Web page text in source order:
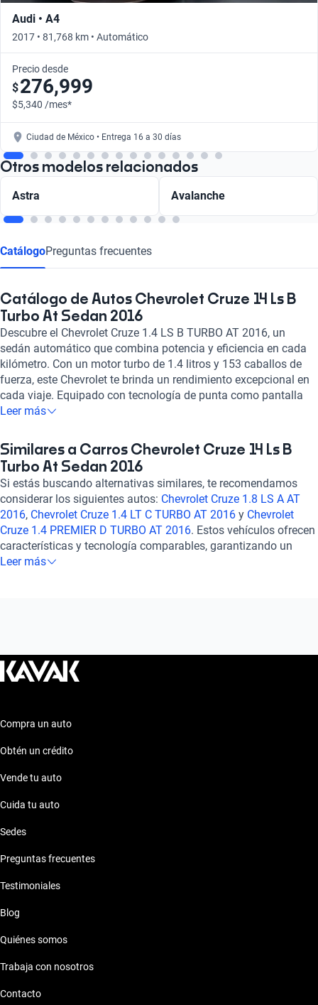
Audi • A4
2017 • 81,768 km • Automático
Precio desde
$276,999
$5,340 /mes*
Ciudad de México • Entrega 16 a 30 días
Otros modelos relacionados
Astra Avalanche
CatálogoPreguntas frecuentes
Catálogo de Autos Chevrolet Cruze 14 Ls B
Turbo At Sedan 2016
Descubre el Chevrolet Cruze 1.4 LS B TURBO AT 2016, un
sedán automático que combina potencia y eficiencia en cada
kilómetro. Con un motor turbo de 1.4 litros y 153 caballos de
fuerza, este Chevrolet te brinda un rendimiento excepcional en
cada viaje. Equipado con tecnología de punta como pantalla
táctil, Apple CarPlay y Android Auto, disfrutarás de una
aerodinámico y elegante se complementa con características
de confort como aire acondicionado automático y ajuste de
altura del volante, garantizando un viaje placentero para ti y tus
pasajeros. Con un sistema de seguridad completo que incluye
bolsas de aire frontales y laterales, frenos ABS y control de
crucero, el Chevrolet Cruze 1.4 LS B TURBO AT 2016 te ofrece
tranquilidad en cada trayecto. ¡Haz tuyo este auto y
experimenta la combinación perfecta de estilo, tecnología y
desempeño en cada aventura!
Leer más
Similares a Carros Chevrolet Cruze 14 Ls B
Turbo At Sedan 2016
Si estás buscando alternativas similares, te recomendamos
considerar los siguientes autos: Chevrolet Cruze 1.8 LS A AT
2016, Chevrolet Cruze 1.4 LT C TURBO AT 2016 y Chevrolet
Cruze 1.4 PREMIER D TURBO AT 2016. Estos vehículos ofrecen
características y tecnología comparables, garantizando un
rendimiento confiable y eficiente. Explora estas opciones para
Leer más
Compra un auto
Obtén un crédito
Vende tu auto
Cuida tu auto
Sedes
Preguntas frecuentes
Testimoniales
Blog
Quiénes somos
Trabaja con nosotros
Contacto